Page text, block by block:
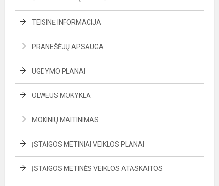
TEISINĖ INFORMACIJA
PRANEŠĖJŲ APSAUGA
UGDYMO PLANAI
OLWEUS MOKYKLA
MOKINIŲ MAITINIMAS
ĮSTAIGOS METINIAI VEIKLOS PLANAI
ĮSTAIGOS METINĖS VEIKLOS ATASKAITOS